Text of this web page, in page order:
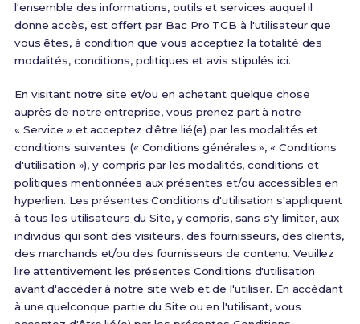
l'ensemble des informations, outils et services auquel il
donne accès, est offert par Bac Pro TCB à l'utilisateur que
vous êtes, à condition que vous acceptiez la totalité des
modalités, conditions, politiques et avis stipulés ici.
En visitant notre site et/ou en achetant quelque chose
auprès de notre entreprise, vous prenez part à notre
« Service » et acceptez d'être lié(e) par les modalités et
conditions suivantes (« Conditions générales », « Conditions
d'utilisation »), y compris par les modalités, conditions et
politiques mentionnées aux présentes et/ou accessibles en
hyperlien. Les présentes Conditions d'utilisation s'appliquent
à tous les utilisateurs du Site, y compris, sans s'y limiter, aux
individus qui sont des visiteurs, des fournisseurs, des clients,
des marchands et/ou des fournisseurs de contenu. Veuillez
lire attentivement les présentes Conditions d'utilisation
avant d'accéder à notre site web et de l'utiliser. En accédant
à une quelconque partie du Site ou en l'utilisant, vous